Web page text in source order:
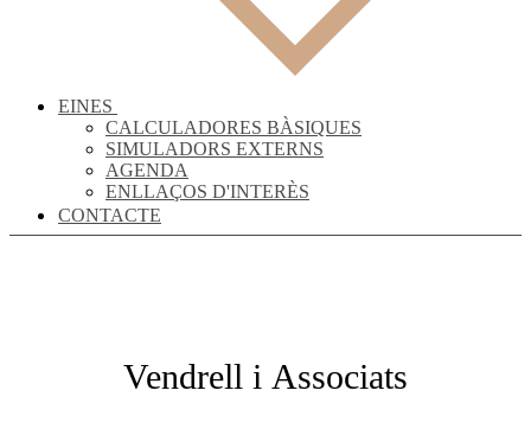
EINES
CALCULADORES BÀSIQUES
SIMULADORS EXTERNS
AGENDA
ENLLAÇOS D'INTERÈS
CONTACTE
Vendrell i Associats